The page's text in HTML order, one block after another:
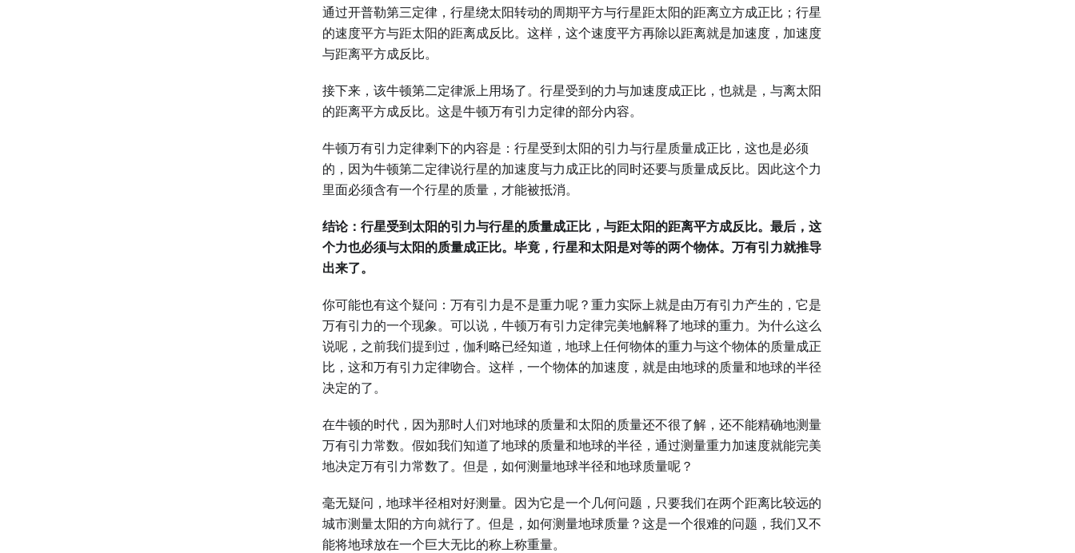
通过开普勒第三定律，行星绕太阳转动的周期平方与行星距太阳的距离立方成正比；行星
的速度平方与距太阳的距离成反比。这样，这个速度平方再除以距离就是加速度，加速度
与距离平方成反比。
接下来，该牛顿第二定律派上用场了。行星受到的力与加速度成正比，也就是，与离太阳
的距离平方成反比。这是牛顿万有引力定律的部分内容。
牛顿万有引力定律剩下的内容是：行星受到太阳的引力与行星质量成正比，这也是必须
的，因为牛顿第二定律说行星的加速度与力成正比的同时还要与质量成反比。因此这个力
里面必须含有一个行星的质量，才能被抵消。
结论：行星受到太阳的引力与行星的质量成正比，与距太阳的距离平方成反比。最后，这
个力也必须与太阳的质量成正比。毕竟，行星和太阳是对等的两个物体。万有引力就推导
出来了。
你可能也有这个疑问：万有引力是不是重力呢？重力实际上就是由万有引力产生的，它是
万有引力的一个现象。可以说，牛顿万有引力定律完美地解释了地球的重力。为什么这么
说呢，之前我们提到过，伽利略已经知道，地球上任何物体的重力与这个物体的质量成正
比，这和万有引力定律吻合。这样，一个物体的加速度，就是由地球的质量和地球的半径
决定的了。
在牛顿的时代，因为那时人们对地球的质量和太阳的质量还不很了解，还不能精确地测量
万有引力常数。假如我们知道了地球的质量和地球的半径，通过测量重力加速度就能完美
地决定万有引力常数了。但是，如何测量地球半径和地球质量呢？
毫无疑问，地球半径相对好测量。因为它是一个几何问题，只要我们在两个距离比较远的
城市测量太阳的方向就行了。但是，如何测量地球质量？这是一个很难的问题，我们又不
能将地球放在一个巨大无比的称上称重量。